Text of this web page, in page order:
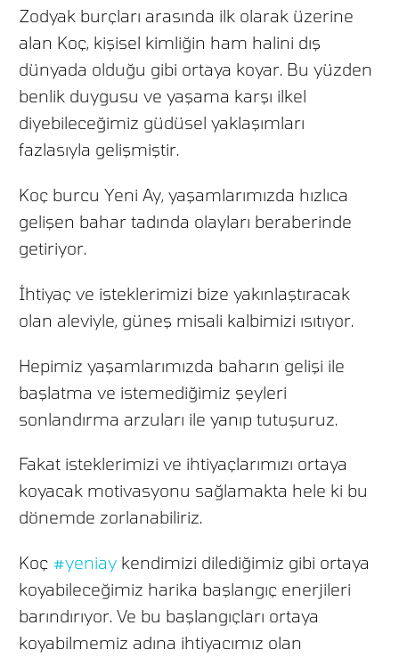
Zodyak burçları arasında ilk olarak üzerine
alan Koç, kişisel kimliğin ham halini dış
dünyada olduğu gibi ortaya koyar. Bu yüzden
benlik duygusu ve yaşama karşı ilkel
diyebileceğimiz güdüsel yaklaşımları
fazlasıyla gelişmiştir.
Koç burcu Yeni Ay, yaşamlarımızda hızlıca
gelişen bahar tadında olayları beraberinde
getiriyor.
İhtiyaç ve isteklerimizi bize yakınlaştıracak
olan aleviyle, güneş misali kalbimizi ısıtıyor.
Hepimiz yaşamlarımızda baharın gelişi ile
başlatma ve istemediğimiz şeyleri
sonlandırma arzuları ile yanıp tutuşuruz.
Fakat isteklerimizi ve ihtiyaçlarımızı ortaya
koyacak motivasyonu sağlamakta hele ki bu
dönemde zorlanabiliriz.
Koç #yeniay kendimizi dilediğimiz gibi ortaya
koyabileceğimiz harika başlangıç enerjileri
barındırıyor. Ve bu başlangıçları ortaya
koyabilmemiz adına ihtiyacımız olan